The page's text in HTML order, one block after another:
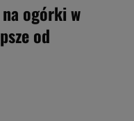
ogórki w
od